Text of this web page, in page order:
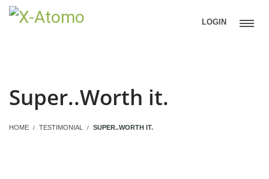
LOGIN
Super..Worth it.
HOME TESTIMONIAL SUPER..WORTH IT.